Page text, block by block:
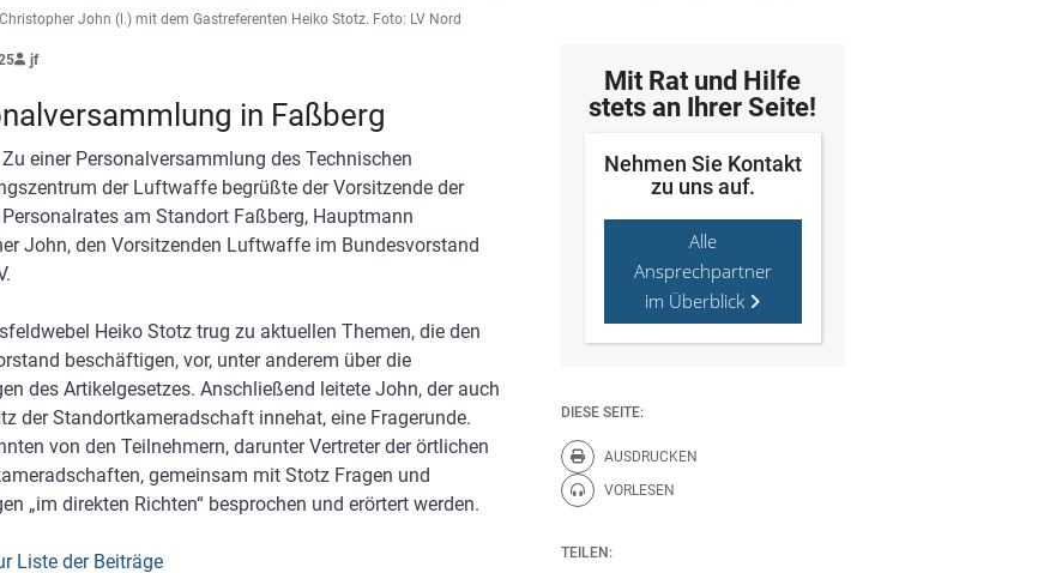
John (l.) mit dem Gastreferenten Heiko Stotz. Foto: LV Nord
jf
in Faßberg
einer Personalversammlung des Technischen
der Luftwaffe begrüßte der Vorsitzende der
am Standort Faßberg, Hauptmann
John, den Vorsitzenden Luftwaffe im Bundesvorstand
Heiko Stotz trug zu aktuellen Themen, die den
beschäftigen, vor, unter anderem über die
des Artikelgesetzes. Anschließend leitete John, der auch
der Standortkameradschaft innehat, eine Fragerunde.
von den Teilnehmern, darunter Vertreter der örtlichen
gemeinsam mit Stotz Fragen und
„im direkten Richten“ besprochen und erörtert werden.
Liste der Beiträge
Mit Rat und Hilfe
stets an Ihrer Seite!
Nehmen Sie Kontakt
zu uns auf.
Alle
Ansprechpartner
im Überblick
DIESE SEITE:
AUSDRUCKEN
Diese Seite drucken.
VORLESEN
Diese Seite vorlesen.
TEILEN: